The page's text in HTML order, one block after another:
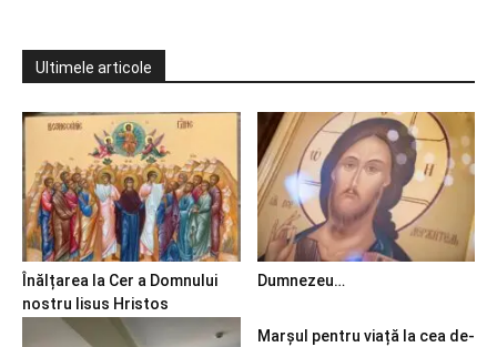
Ultimele articole
Înălțarea la Cer a Domnului
nostru Iisus Hristos
Dumnezeu…
Marșul pentru viață la cea de-